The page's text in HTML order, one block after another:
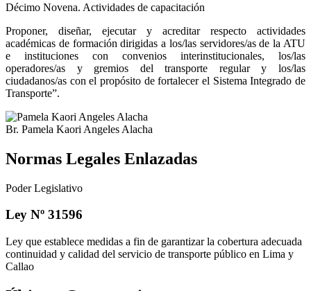
Décimo Novena. Actividades de capacitación
Proponer, diseñar, ejecutar y acreditar respecto actividades
académicas de formación dirigidas a los/las servidores/as de la ATU
e instituciones con convenios interinstitucionales, los/las
operadores/as y gremios del transporte regular y los/las
ciudadanos/as con el propósito de fortalecer el Sistema Integrado de
Transporte”.
Br. Pamela Kaori Angeles Alacha
Normas Legales Enlazadas
Poder Legislativo
Ley Nº 31596
Ley que establece medidas a fin de garantizar la cobertura adecuada
continuidad y calidad del servicio de transporte público en Lima y
Callao